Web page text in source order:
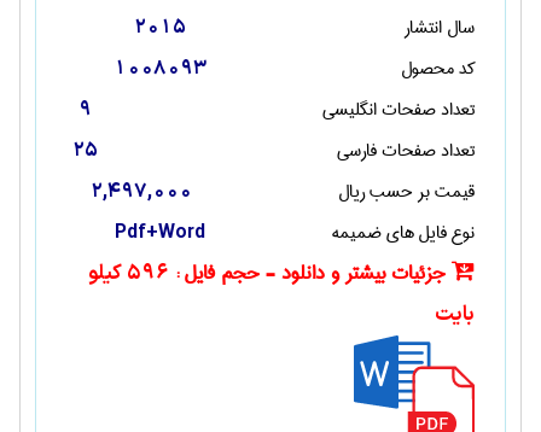
سال انتشار 2015
کد محصول 1008093
تعداد صفحات انگليسی 9
تعداد صفحات فارسی 25
قیمت بر حسب ریال 2,497,000
نوع فایل های ضمیمه Pdf+Word
جزئیات بیشتر و دانلود - حجم فایل :
596 کیلو
بایت